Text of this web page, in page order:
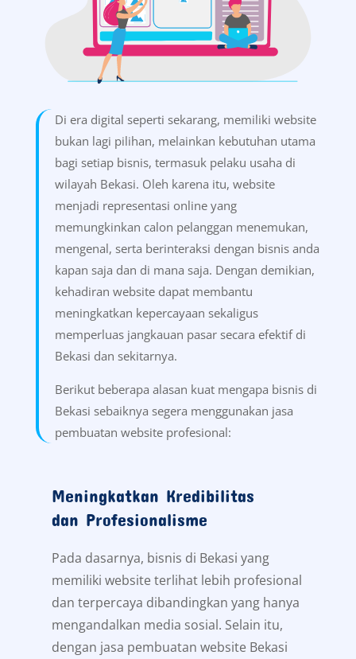
Di era digital seperti sekarang, memiliki website
bukan lagi pilihan, melainkan kebutuhan utama
bagi setiap bisnis, termasuk pelaku usaha di
wilayah Bekasi. Oleh karena itu, website
menjadi representasi online yang
memungkinkan calon pelanggan menemukan,
mengenal, serta berinteraksi dengan bisnis anda
kapan saja dan di mana saja. Dengan demikian,
kehadiran website dapat membantu
meningkatkan kepercayaan sekaligus
memperluas jangkauan pasar secara efektif di
Bekasi dan sekitarnya.
Berikut beberapa alasan kuat mengapa bisnis di
Bekasi sebaiknya segera menggunakan jasa
pembuatan website profesional:
Meningkatkan Kredibilitas
dan Profesionalisme
Pada dasarnya, bisnis di Bekasi yang
memiliki website terlihat lebih profesional
dan terpercaya dibandingkan yang hanya
mengandalkan media sosial. Selain itu,
dengan jasa pembuatan website Bekasi